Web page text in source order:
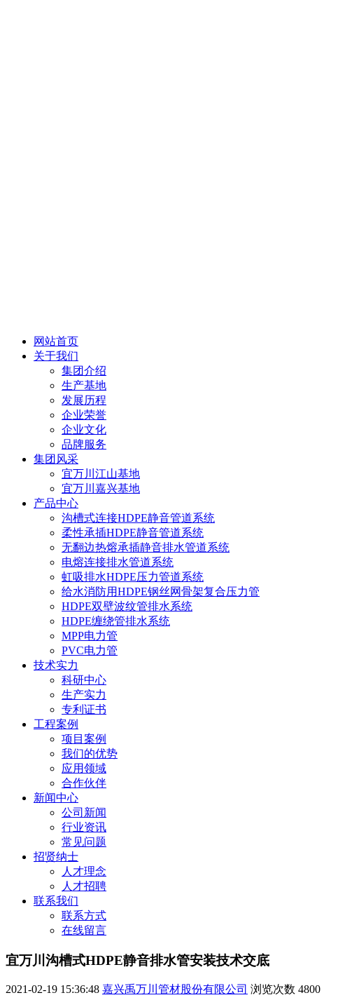
网站首页
关于我们
集团介绍
生产基地
发展历程
企业荣誉
企业文化
品牌服务
集团风采
宜万川江山基地
宜万川嘉兴基地
产品中心
沟槽式连接HDPE静音管道系统
柔性承插HDPE静音管道系统
无翻边热熔承插静音排水管道系统
电熔连接排水管道系统
虹吸排水HDPE压力管道系统
给水消防用HDPE钢丝网骨架复合压力管
HDPE双壁波纹管排水系统
HDPE缠绕管排水系统
MPP电力管
PVC电力管
技术实力
科研中心
生产实力
专利证书
工程案例
项目案例
我们的优势
应用领域
合作伙伴
新闻中心
公司新闻
行业资讯
常见问题
招贤纳士
人才理念
人才招聘
联系我们
联系方式
在线留言
宜万川沟槽式HDPE静音排水管安装技术交底
2021-02-19 15:36:48 嘉兴禹万川管材股份有限公司 浏览次数 4800